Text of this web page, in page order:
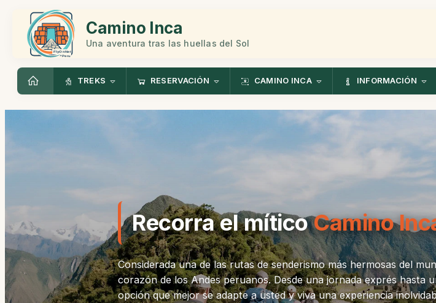
Camino Inca
Una aventura tras las huellas del Sol
TREKS RESERVACIÓN CAMINO INCA INFORMACIÓN
Recorra el míticoCamino
Considerada una de las rutas de senderismo más hermosas del
corazón de los Andes peruanos. Desde una jornada exprés hasta
opción que mejor se adapte a usted y viva una experiencia